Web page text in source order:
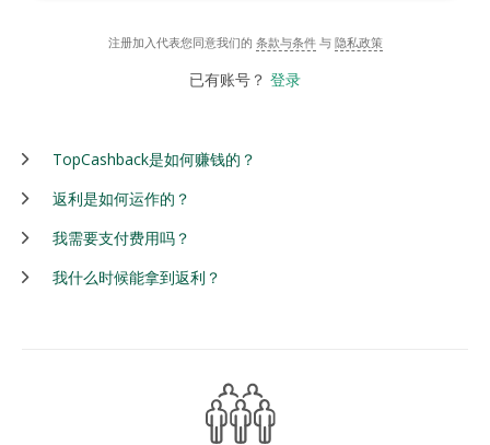
注册加入代表您同意我们的 条款与条件 与 隐私政策
已有账号？ 登录
TopCashback是如何赚钱的？
返利是如何运作的？
我需要支付费用吗？
我什么时候能拿到返利？